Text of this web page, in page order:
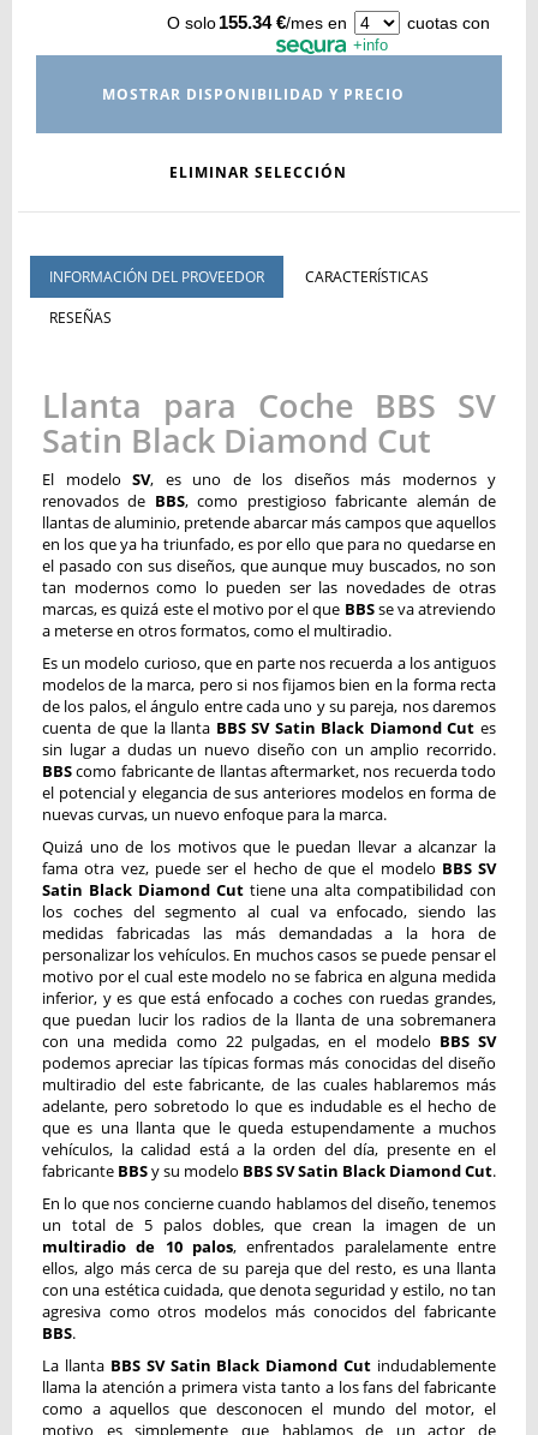
O solo 155.34 €/mes en cuotas con
+info
MOSTRAR DISPONIBILIDAD Y PRECIO
ELIMINAR SELECCIÓN
INFORMACIÓN DEL PROVEEDOR
CARACTERÍSTICAS
RESEÑAS
Llanta para Coche BBS SV
Satin Black Diamond Cut
El modelo SV, es uno de los diseños más modernos y
renovados de BBS, como prestigioso fabricante alemán de
llantas de aluminio, pretende abarcar más campos que aquellos
en los que ya ha triunfado, es por ello que para no quedarse en
el pasado con sus diseños, que aunque muy buscados, no son
tan modernos como lo pueden ser las novedades de otras
marcas, es quizá este el motivo por el que BBSse va atreviendo
a meterse en otros formatos, como el multiradio.
Es un modelo curioso, que en parte nos recuerda a los antiguos
modelos de la marca, pero si nos fijamos bien en la forma recta
de los palos, el ángulo entre cada uno y su pareja, nos daremos
cuenta de que la llanta BBS SV Satin Black Diamond Cut es
sin lugar a dudas un nuevo diseño con un amplio recorrido.
BBScomo fabricante de llantas aftermarket, nos recuerda todo
el potencial y elegancia de sus anteriores modelos en forma de
nuevas curvas, un nuevo enfoque para la marca.
Quizá uno de los motivos que le puedan llevar a alcanzar la
fama otra vez, puede ser el hecho de que el modelo BBS SV
Satin Black Diamond Cuttiene una alta compatibilidad con
los coches del segmento al cual va enfocado, siendo las
medidas fabricadas las más demandadas a la hora de
personalizar los vehículos. En muchos casos se puede pensar el
motivo por el cual este modelo no se fabrica en alguna medida
inferior, y es que está enfocado a coches con ruedas grandes,
que puedan lucir los radios de la llanta de una sobremanera
con una medida como 22 pulgadas, en el modelo BBS SV
podemos apreciar las típicas formas más conocidas del diseño
multiradio del este fabricante, de las cuales hablaremos más
adelante, pero sobretodo lo que es indudable es el hecho de
que es una llanta que le queda estupendamente a muchos
vehículos, la calidad está a la orden del día, presente en el
fabricante BBSy su modelo BBS SV Satin Black Diamond Cut.
En lo que nos concierne cuando hablamos del diseño, tenemos
un total de 5 palos dobles, que crean la imagen de un
multiradio de 10 palos, enfrentados paralelamente entre
ellos, algo más cerca de su pareja que del resto, es una llanta
con una estética cuidada, que denota seguridad y estilo, no tan
agresiva como otros modelos más conocidos del fabricante
BBS.
La llanta BBS SV Satin Black Diamond Cut indudablemente
llama la atención a primera vista tanto a los fans del fabricante
como a aquellos que desconocen el mundo del motor, el
motivo es simplemente que hablamos de un actor de